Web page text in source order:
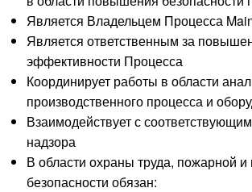
Является Владельцем Процесса
Является ответственным за
эффективности Процесса
Координирует работы в области
производственного процесса и
Взаимодействует с
надзора
В области охраны труда, пожарной
безопасности обязан: